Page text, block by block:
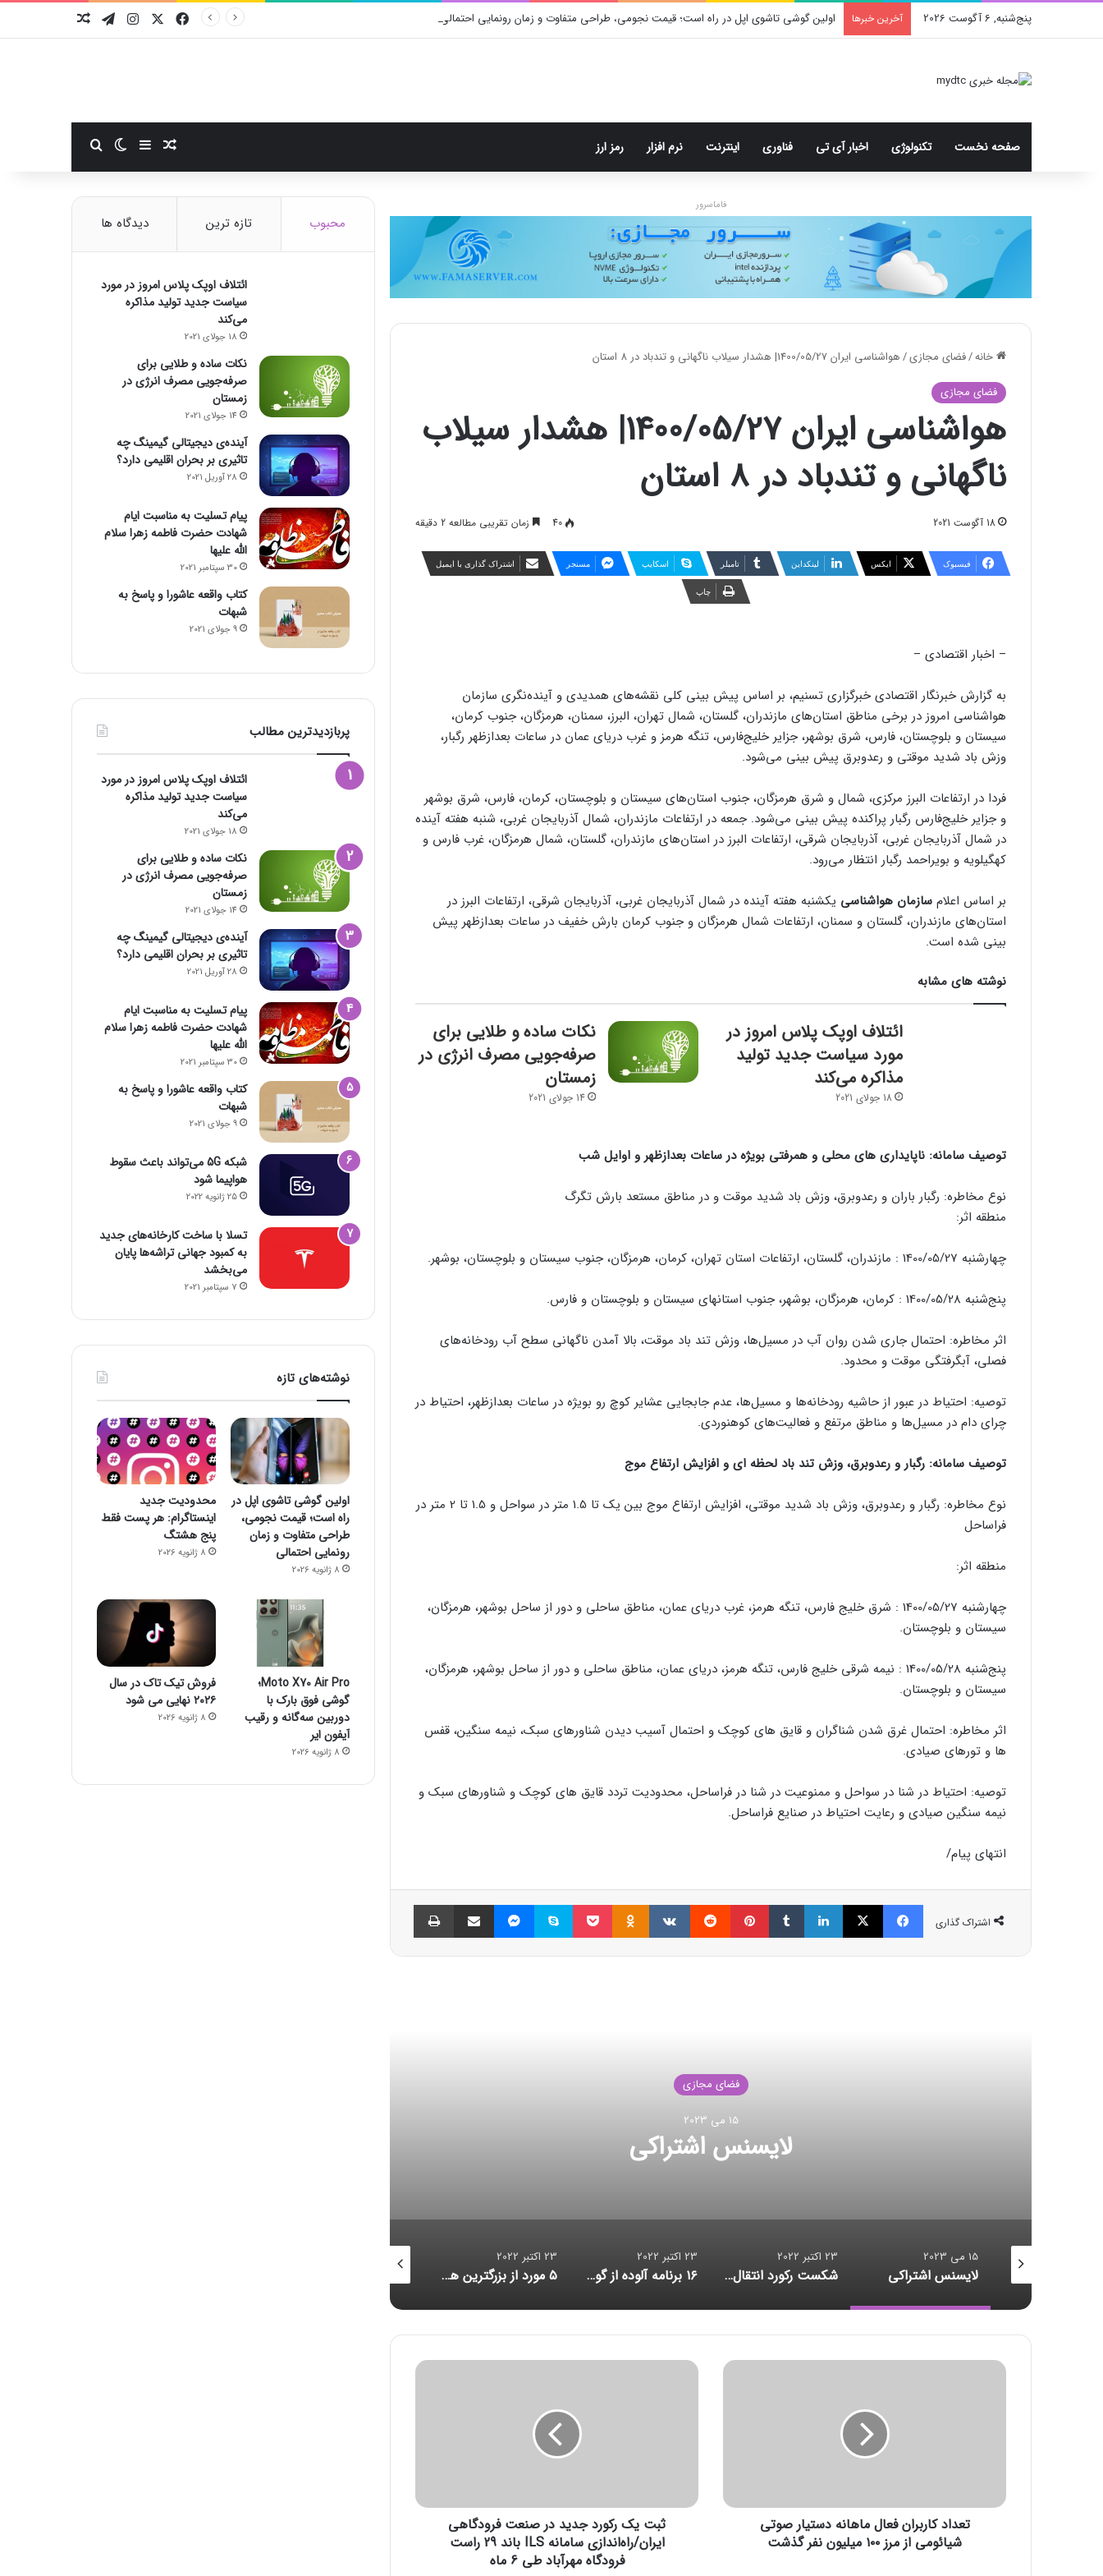
پنج‌شنبه, 6 آگوست 2026 آخرین خبرها اولین گوشی تاشوی اپل در راه است؛ قیمت نجومی، طراحی متفاوت و زمان رونمایی احتمالی فیسبوکایکس اینستاگرام
تلگرام
صفحه نخست تکنولوژی اخبار آی تی فناوری اینترنت نرم افزار رمز ارز نوشته تصادفی
سایدبارتغییر پوسته
فاماسرور
خانه/فضای مجازی/هواشناسی ایران 1400/05/27| هشدار سیلاب ناگهانی و تندباد در 8 استان
فضای مجازی
هواشناسی ایران 1400/05/27| هشدار سیلاب
ناگهانی و تندباد در 8 استان
18 آگوست 2021 40 زمان تقریبی مطالعه 2 دقیقه
فیسبوک ایکس لینکداین تامبلر اسکایپ مسنجر اشتراک گذاری با ایمیل
چاپ
– اخبار اقتصادی –
به گزارش خبرنگار اقتصادی خبرگزاری تسنیم،‌ بر اساس پیش بینی کلی نقشه‌های همدیدی و آینده‌نگری سازمان
هواشناسی امروز در برخی مناطق استان‌های مازندران، گلستان،‌ شمال تهران، البرز، سمنان، هرمزگان، جنوب کرمان،
سیستان و بلوچستان، فارس، شرق بوشهر، جزایر خلیج‌فارس، تنگه هرمز و غرب دریای عمان در ساعات بعدازظهر رگبار،
وزش باد شدید موقتی و رعدوبرق پیش بینی می‌شود.
فردا در ارتفاعات البرز مرکزی، شمال و شرق هرمزگان، جنوب استان‌های سیستان و بلوچستان، کرمان، فارس، شرق بوشهر
و جزایر خلیج‌فارس رگبار پراکنده پیش بینی می‌شود. جمعه در ارتفاعات مازندران، شمال آذربایجان غربی، شنبه هفته آینده
در شمال آذربایجان‌ غربی، آذربایجان شرقی، ارتفاعات البرز در استان‌های مازندران، گلستان، شمال هرمزگان، غرب فارس و
کهگیلویه و بویراحمد رگبار انتظار می‌رود.
بر اساس اعلام سازمان هواشناسی یکشنبه هفته آینده در شمال آذربایجان غربی، آذربایجان شرقی، ارتفاعات البرز در
استان‌های مازندران، گلستان و سمنان، ارتفاعات شمال هرمزگان و جنوب کرمان بارش خفیف در ساعات بعدازظهر پیش
بینی شده است.
نوشته های مشابه
ائتلاف اوپک پلاس امروز در
مورد سیاست جدید تولید
مذاکره می‌کند
18 جولای 2021
نکات ساده و طلایی برای
صرفه‌جویی مصرف انرژی در
زمستان
14 جولای 2021
توصیف سامانه: ناپایداری های محلی و همرفتی بویژه در ساعات بعدازظهر و اوایل شب
نوع مخاطره: رگبار باران و رعدوبرق، وزش باد شدید موقت و در مناطق مستعد بارش تگرگ
منطقه اثر:
چهارشنبه 1400/05/27 : مازندران، گلستان، ارتفاعات استان تهران، کرمان، هرمزگان، جنوب سیستان و بلوچستان، بوشهر.
پنج‌شنبه 1400/05/28 : کرمان، هرمزگان، بوشهر، جنوب استانهای سیستان و بلوچستان و فارس.
اثر مخاطره: احتمال جاری شدن روان آب در مسیل‌ها، وزش تند باد موقت، بالا آمدن ناگهانی سطح آب رودخانه‌های
فصلی، آبگرفتگی موقت و محدود.
توصیه: احتیاط در عبور از حاشیه رودخانه‌ها و مسیل‌ها، عدم جابجایی عشایر کوچ رو بویژه در ساعات بعدازظهر، احتیاط در
چرای دام در مسیل‌ها و مناطق مرتفع و فعالیت‌های کوهنوردی.
توصیف سامانه: رگبار و رعدوبرق، وزش تند باد لحظه ای و افزایش ارتفاع موج
نوع مخاطره: رگبار و رعدوبرق، وزش باد شدید موقتی، افزایش ارتفاع موج بین یک تا 1.5 متر در سواحل و 1.5 تا 2 متر در
فراساحل
منطقه اثر:
چهارشنبه 1400/05/27 : شرق خلیج فارس، تنگه هرمز، غرب دریای عمان، مناطق ساحلی و دور از ساحل بوشهر، هرمزگان،
سیستان و بلوچستان.
پنج‌شنبه 1400/05/28 : نیمه شرقی خلیج فارس، تنگه هرمز، دریای عمان، مناطق ساحلی و دور از ساحل بوشهر، هرمزگان،
سیستان و بلوچستان.
اثر مخاطره: احتمال غرق شدن شناگران و قایق های کوچک و احتمال آسیب دیدن شناورهای سبک، نیمه سنگین، قفس
ها و تورهای صیادی.
توصیه: احتیاط در شنا در سواحل و ممنوعیت در شنا در فراساحل، محدودیت تردد قایق های کوچک و شناورهای سبک و
نیمه سنگین صیادی و رعایت احتیاط در صنایع فراساحل.
انتهای پیام/
اشتراک گذاری
فیسبوک ایکس لینکداین تامبلر پینتریست Reddit
VKontakte
Odnoklassniki پاکت اسکایپ مسنجر اشتراک گذاری با ایمیل
فضای مجازی
23 اکتبر 2022
شکست رکورد انتقال داده
23 اکتبر 2022 23 اکتبر 2022
۱۶ برنامه آلوده از گوگل پلی پاک شدند
23 اکتبر 2022
۵ مورد از بزرگترین هک‌های تاریخ امنیت سایبری/ حلقه ازدواج هوشمندی که مراقب شماست/ احتمال بازبینی امنیتی آمریکا از قرارداد ماسک برای خرید توییتر
23 اکتبر 2022
کاهش حجم تراکنش‌ توکن‌های متاورس
ت
ب
تعداد کاربران فعال ماهانه دستیار صوتی
شیائومی از مرز ۱۰۰ میلیون نفر گذشت
ث
ر
ثبت یک رکورد جدید در صنعت فرودگاهی
ایران/راه‌اندازی سامانه ILS باند 29 راست
فرودگاه مهرآباد طی 6 ماه
محبوب تازه ترین دیدگاه ها
ائتلاف اوپک پلاس امروز در مورد
سیاست جدید تولید مذاکره
می‌کند
18 جولای 2021
نکات ساده و طلایی برای
صرفه‌جویی مصرف انرژی در
زمستان
14 جولای 2021
آینده‌ی دیجیتالی گیمینگ چه
تاثیری بر بحران اقلیمی دارد؟
28 آوریل 2021
پیام تسلیت به مناسبت ایام
شهادت حضرت فاطمه زهرا سلام
الله علیها
30 سپتامبر 2021
کتاب واقعه عاشورا و پاسخ به
شبهات
9 جولای 2021
پربازدیدترین مطالب
ائتلاف اوپک پلاس امروز در مورد
سیاست جدید تولید مذاکره
می‌کند
18 جولای 2021
نکات ساده و طلایی برای
صرفه‌جویی مصرف انرژی در
زمستان
14 جولای 2021
آینده‌ی دیجیتالی گیمینگ چه
تاثیری بر بحران اقلیمی دارد؟
28 آوریل 2021
پیام تسلیت به مناسبت ایام
شهادت حضرت فاطمه زهرا سلام
الله علیها
30 سپتامبر 2021
کتاب واقعه عاشورا و پاسخ به
شبهات
9 جولای 2021
شبکه 5G می‌تواند باعث سقوط
هواپیما شود
25 ژانویه 2022
تسلا با ساخت کارخانه‌های جدید
به کمبود جهانی تراشه‌ها پایان
می‌بخشد
7 سپتامبر 2021
نوشته‌های تازه
اولین گوشی تاشوی اپل در
راه است؛ قیمت نجومی،
طراحی متفاوت و زمان
رونمایی احتمالی
8 ژانویه 2026
محدودیت جدید
اینستاگرام: هر پست فقط
پنج هشتگ
8 ژانویه 2026
Moto X70 Air Pro؛
گوشی فوق بارک با
دوربین سه‌گانه و رقیب
آیفون ایر
8 ژانویه 2026
فروش تیک تاک در سال
۲۰۲۶ نهایی می شود
8 ژانویه 2026